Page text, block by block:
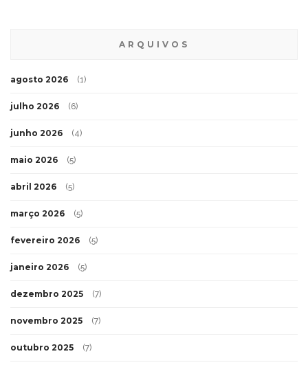
ARQUIVOS
agosto 2026 (1)
julho 2026 (6)
junho 2026 (4)
maio 2026 (5)
abril 2026 (5)
março 2026 (5)
fevereiro 2026 (5)
janeiro 2026 (5)
dezembro 2025 (7)
novembro 2025 (7)
outubro 2025 (7)